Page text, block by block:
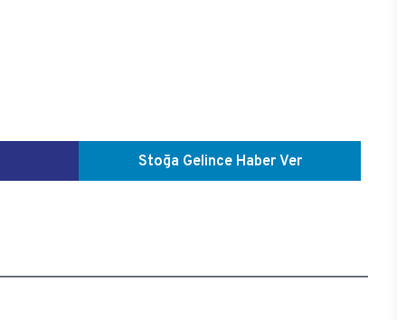
Stoğa Gelince Haber Ver